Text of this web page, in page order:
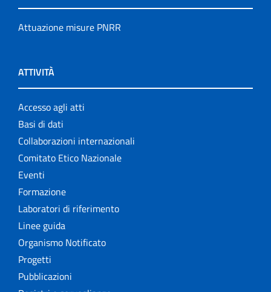
Attuazione misure PNRR
ATTIVITÀ
Accesso agli atti
Basi di dati
Collaborazioni internazionali
Comitato Etico Nazionale
Eventi
Formazione
Laboratori di riferimento
Linee guida
Organismo Notificato
Progetti
Pubblicazioni